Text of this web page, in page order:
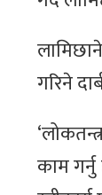
गरिने
काम